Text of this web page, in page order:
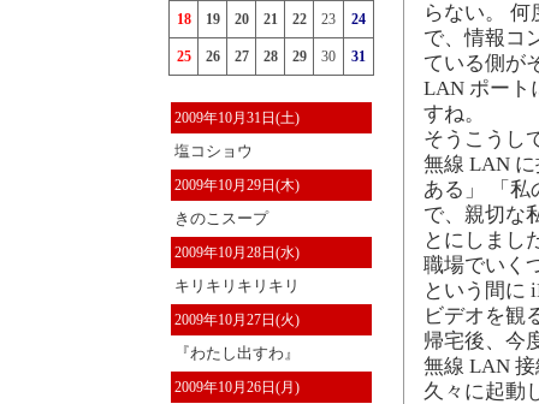
18 19 20 21 22 23 24
25 26 27 28 29 30 31
2009年10月31日(土)
塩コショウ
2009年10月29日(木)
きのこスープ
2009年10月28日(水)
キリキリキリキリ
2009年10月27日(火)
『わたし出すわ』
2009年10月26日(月)
らない。
で、情報コ
ている側が
LAN ポート
すね。
そうこうし
無線 LAN
ある」 「私
で、親切な
とにしまし
職場でいく
という間に
ビデオを観
帰宅後、今
無線 LAN
久々に起動